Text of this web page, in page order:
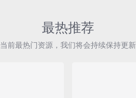
最热推荐
当前最热门资源，我们将会持续保持更新